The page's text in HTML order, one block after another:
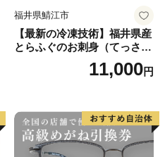
福井県鯖江市
【最新の冷凍技術】福井県産
とらふぐのお刺身（てっさ）
11,000円